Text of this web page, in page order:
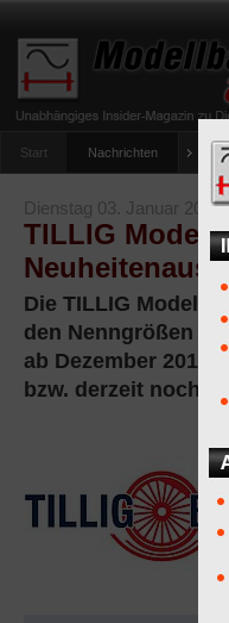
Start Nachrichten Tipps
umfrage-viessmann-multiprotokoll-
Dienstag 03. Januar 2017
TILLIG
Die TILLIG
den Nenngrößen
ab Dezember 2016
bzw. derzeit noch